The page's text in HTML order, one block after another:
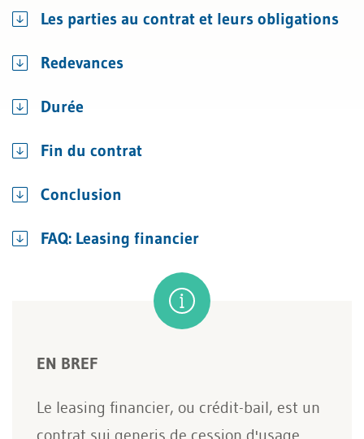
Les parties au contrat et leurs obligations
Redevances
Durée
Fin du contrat
Conclusion
FAQ: Leasing financier
EN BREF
Le leasing financier, ou crédit-bail, est un
contrat sui generis de cession d'usage